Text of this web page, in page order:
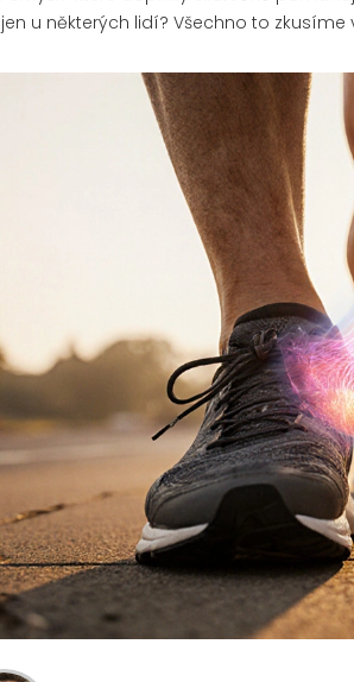
u některých lidí? Všechno to